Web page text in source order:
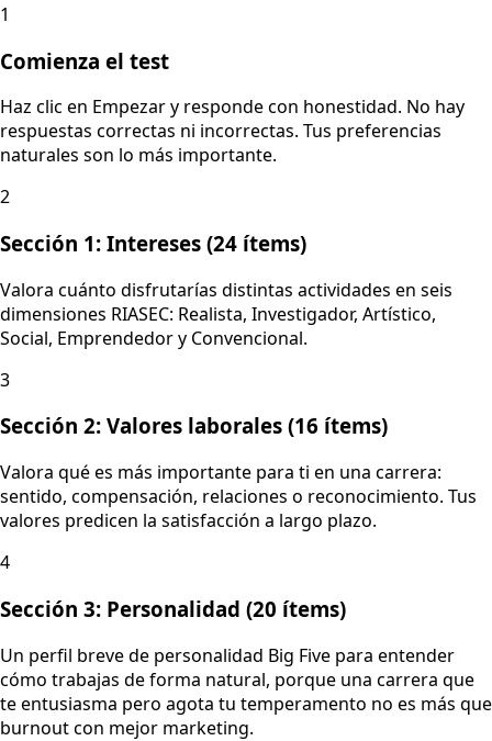
1
Comienza el test
Haz clic en Empezar y responde con honestidad. No hay
respuestas correctas ni incorrectas. Tus preferencias
naturales son lo más importante.
2
Sección 1: Intereses (24 ítems)
Valora cuánto disfrutarías distintas actividades en seis
dimensiones RIASEC: Realista, Investigador, Artístico,
Social, Emprendedor y Convencional.
3
Sección 2: Valores laborales (16 ítems)
Valora qué es más importante para ti en una carrera:
sentido, compensación, relaciones o reconocimiento. Tus
valores predicen la satisfacción a largo plazo.
4
Sección 3: Personalidad (20 ítems)
Un perfil breve de personalidad Big Five para entender
cómo trabajas de forma natural, porque una carrera que
te entusiasma pero agota tu temperamento no es más que
burnout con mejor marketing.